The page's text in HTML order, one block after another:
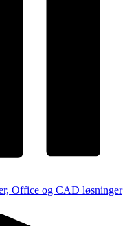
Office og CAD løsninger